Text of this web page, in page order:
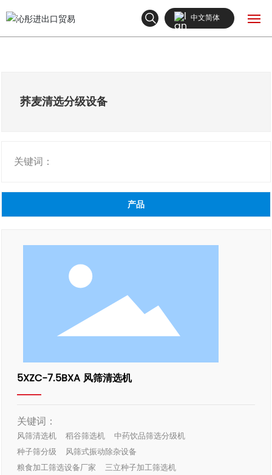
新闻中心
中文简体
荞麦清选分级设备
关键词：
产品
5XZC-7.5BXA 风筛清选机
关键词：
风筛清选机 稻谷筛选机
中药饮品筛选分级机
种子筛分级
风筛式振动除杂设备
粮食加工筛选设备厂家
三立种子加工筛选机